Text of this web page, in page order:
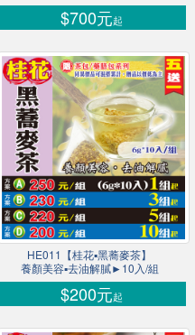
$700元起
HE011【桂花▪黑蕎麥茶】
養顏美容▪去油解膩►10入/組
$200元起